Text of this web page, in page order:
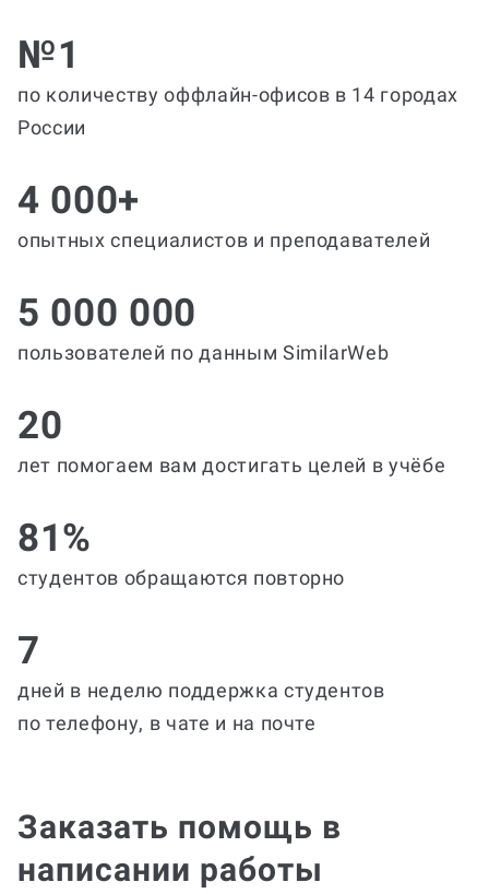
№1
по количеству оффлайн-офисов в 14 городах
России
4 000+
опытных специалистов и преподавателей
5 000 000
пользователей по данным SimilarWeb
20
лет помогаем вам достигать целей в учёбе
81%
студентов обращаются повторно
7
дней в неделю поддержка студентов
по телефону, в чате и на почте
Заказать помощь в
написании работы